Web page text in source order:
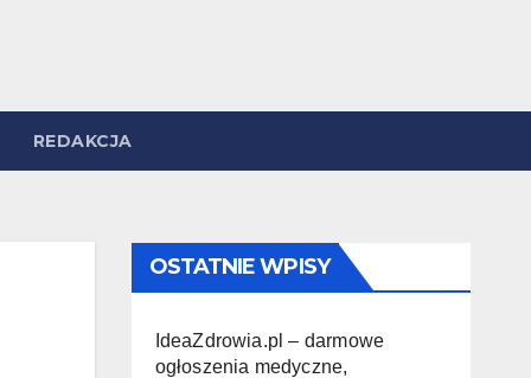
REDAKCJA
OSTATNIE WPISY
IdeaZdrowia.pl – darmowe
ogłoszenia medyczne,